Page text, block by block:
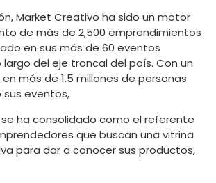
Market Creativo ha sido un motor
de más de 2,500 emprendimientos
en sus más de 60 eventos
del eje troncal del país. Con un
más de 1.5 millones de personas
eventos,
ha consolidado como el referente
que buscan una vitrina
para dar a conocer sus productos,